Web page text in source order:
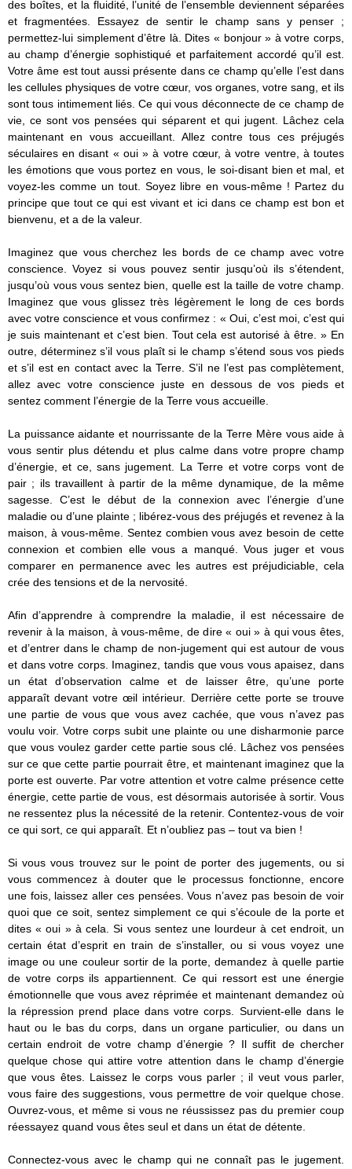
des boîtes, et la fluidité, l’unité de l’ensemble deviennent séparées
et fragmentées. Essayez de sentir le champ sans y penser ;
permettez-lui simplement d’être là. Dites « bonjour » à votre corps,
au champ d’énergie sophistiqué et parfaitement accordé qu’il est.
Votre âme est tout aussi présente dans ce champ qu’elle l’est dans
les cellules physiques de votre cœur, vos organes, votre sang, et ils
sont tous intimement liés. Ce qui vous déconnecte de ce champ de
vie, ce sont vos pensées qui séparent et qui jugent. Lâchez cela
maintenant en vous accueillant. Allez contre tous ces préjugés
séculaires en disant « oui » à votre cœur, à votre ventre, à toutes
les émotions que vous portez en vous, le soi-disant bien et mal, et
voyez-les comme un tout. Soyez libre en vous-même ! Partez du
principe que tout ce qui est vivant et ici dans ce champ est bon et
bienvenu, et a de la valeur.
Imaginez que vous cherchez les bords de ce champ avec votre
conscience. Voyez si vous pouvez sentir jusqu’où ils s’étendent,
jusqu’où vous vous sentez bien, quelle est la taille de votre champ.
Imaginez que vous glissez très légèrement le long de ces bords
avec votre conscience et vous confirmez : « Oui, c’est moi, c’est qui
je suis maintenant et c’est bien. Tout cela est autorisé à être. » En
outre, déterminez s’il vous plaît si le champ s’étend sous vos pieds
et s’il est en contact avec la Terre. S’il ne l’est pas complètement,
allez avec votre conscience juste en dessous de vos pieds et
sentez comment l’énergie de la Terre vous accueille.
La puissance aidante et nourrissante de la Terre Mère vous aide à
vous sentir plus détendu et plus calme dans votre propre champ
d’énergie, et ce, sans jugement. La Terre et votre corps vont de
pair ; ils travaillent à partir de la même dynamique, de la même
sagesse. C’est le début de la connexion avec l’énergie d’une
maladie ou d’une plainte ; libérez-vous des préjugés et revenez à la
maison, à vous-même. Sentez combien vous avez besoin de cette
connexion et combien elle vous a manqué. Vous juger et vous
comparer en permanence avec les autres est préjudiciable, cela
crée des tensions et de la nervosité.
Afin d’apprendre à comprendre la maladie, il est nécessaire de
revenir à la maison, à vous-même, de dire « oui » à qui vous êtes,
et d’entrer dans le champ de non-jugement qui est autour de vous
et dans votre corps. Imaginez, tandis que vous vous apaisez, dans
un état d’observation calme et de laisser être, qu’une porte
apparaît devant votre œil intérieur. Derrière cette porte se trouve
une partie de vous que vous avez cachée, que vous n’avez pas
voulu voir. Votre corps subit une plainte ou une disharmonie parce
que vous voulez garder cette partie sous clé. Lâchez vos pensées
sur ce que cette partie pourrait être, et maintenant imaginez que la
porte est ouverte. Par votre attention et votre calme présence cette
énergie, cette partie de vous, est désormais autorisée à sortir. Vous
ne ressentez plus la nécessité de la retenir. Contentez-vous de voir
ce qui sort, ce qui apparaît. Et n’oubliez pas – tout va bien !
Si vous vous trouvez sur le point de porter des jugements, ou si
vous commencez à douter que le processus fonctionne, encore
une fois, laissez aller ces pensées. Vous n’avez pas besoin de voir
quoi que ce soit, sentez simplement ce qui s’écoule de la porte et
dites « oui » à cela. Si vous sentez une lourdeur à cet endroit, un
certain état d’esprit en train de s’installer, ou si vous voyez une
image ou une couleur sortir de la porte, demandez à quelle partie
de votre corps ils appartiennent. Ce qui ressort est une énergie
émotionnelle que vous avez réprimée et maintenant demandez où
la répression prend place dans votre corps. Survient-elle dans le
haut ou le bas du corps, dans un organe particulier, ou dans un
certain endroit de votre champ d’énergie ? Il suffit de chercher
quelque chose qui attire votre attention dans le champ d’énergie
que vous êtes. Laissez le corps vous parler ; il veut vous parler,
vous faire des suggestions, vous permettre de voir quelque chose.
Ouvrez-vous, et même si vous ne réussissez pas du premier coup
réessayez quand vous êtes seul et dans un état de détente.
Connectez-vous avec le champ qui ne connaît pas le jugement.